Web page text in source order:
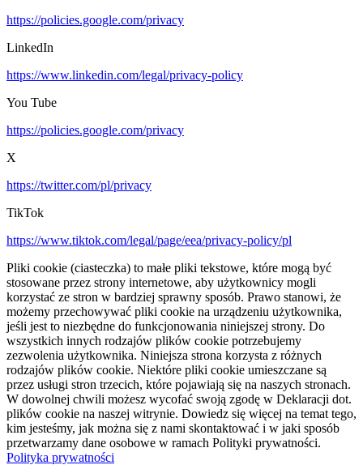
https://policies.google.com/privacy
LinkedIn
https://www.linkedin.com/legal/privacy-policy
You Tube
https://policies.google.com/privacy
X
https://twitter.com/pl/privacy
TikTok
https://www.tiktok.com/legal/page/eea/privacy-policy/pl
Pliki cookie (ciasteczka) to małe pliki tekstowe, które mogą być
stosowane przez strony internetowe, aby użytkownicy mogli
korzystać ze stron w bardziej sprawny sposób. Prawo stanowi, że
możemy przechowywać pliki cookie na urządzeniu użytkownika,
jeśli jest to niezbędne do funkcjonowania niniejszej strony. Do
wszystkich innych rodzajów plików cookie potrzebujemy
zezwolenia użytkownika. Niniejsza strona korzysta z różnych
rodzajów plików cookie. Niektóre pliki cookie umieszczane są
przez usługi stron trzecich, które pojawiają się na naszych stronach.
W dowolnej chwili możesz wycofać swoją zgodę w Deklaracji dot.
plików cookie na naszej witrynie. Dowiedz się więcej na temat tego,
kim jesteśmy, jak można się z nami skontaktować i w jaki sposób
przetwarzamy dane osobowe w ramach Polityki prywatności.
Polityka prywatności